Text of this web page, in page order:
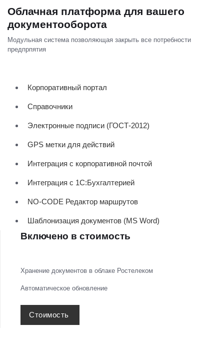
Облачная платформа для вашего
документооборота
Модульная система позволяющая закрыть все потребности
предпрпятия
Корпоративный портал
Справочники
Электронные подписи (ГОСТ-2012)
GPS метки для действий
Интеграция с корпоративной почтой
Интеграция с 1С:Бухгалтерией
NO-CODE Редактор маршрутов
Шаблонизация документов (MS Word)
Включено в стоимость
Хранение документов в облаке Ростелеком
Автоматическое обновление
Стоимость